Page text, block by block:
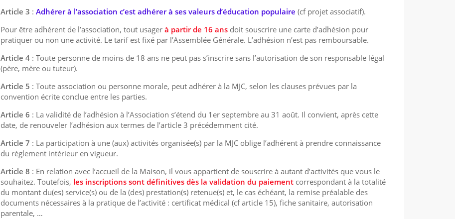
Article 3 : Adhérer à l’association c’est adhérer à ses valeurs d’éducation populaire (cf projet associatif).
Pour être adhérent de l’association, tout usager à partir de 16 ans doit souscrire une carte d’adhésion pour
pratiquer ou non une activité. Le tarif est fixé par l’Assemblée Générale. L’adhésion n’est pas remboursable.
Article 4 : Toute personne de moins de 18 ans ne peut pas s’inscrire sans l’autorisation de son responsable légal
(père, mère ou tuteur).
Article 5 : Toute association ou personne morale, peut adhérer à la MJC, selon les clauses prévues par la
convention écrite conclue entre les parties.
Article 6 : La validité de l’adhésion à l’Association s’étend du 1er septembre au 31 août. Il convient, après cette
date, de renouveler l’adhésion aux termes de l’article 3 précédemment cité.
Article 7 : La participation à une (aux) activités organisée(s) par la MJC oblige l’adhérent à prendre connaissance
du règlement intérieur en vigueur.
Article 8 : En relation avec l’accueil de la Maison, il vous appartient de souscrire à autant d’activités que vous le
souhaitez. Toutefois, les inscriptions sont définitives dès la validation du paiement correspondant à la totalité
du montant du(es) service(s) ou de la (des) prestation(s) retenue(s) et, le cas échéant, la remise préalable des
documents nécessaires à la pratique de l’activité : certificat médical (cf article 15), fiche sanitaire, autorisation
parentale, …